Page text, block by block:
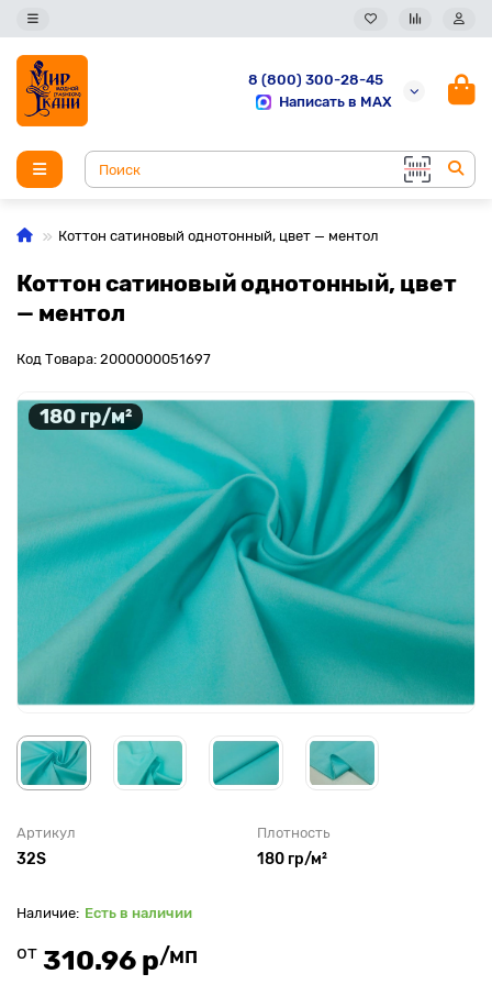
8 (800) 300-28-45
Написать в MAX
Коттон сатиновый однотонный, цвет — ментол
Коттон сатиновый однотонный, цвет
— ментол
Код Товара: 2000000051697
180 гр/м²
Артикул
32S
Плотность
180 гр/м²
Есть в наличии
от 310.96 р/мп